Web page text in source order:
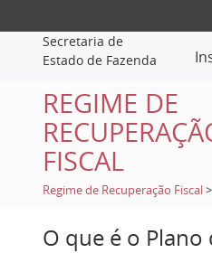
Secretaria de
Estado de Fazenda
REGIME DE
FISCAL
Regime de Recuperação Fiscal >
O que é o Plano